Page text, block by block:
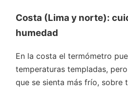
Costa (Lima y norte):
humedad
En la costa el termómetro
temperaturas templadas,
que se sienta más frío, sobre